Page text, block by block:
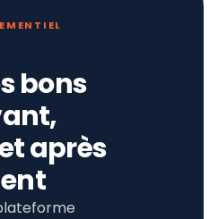
bons
après